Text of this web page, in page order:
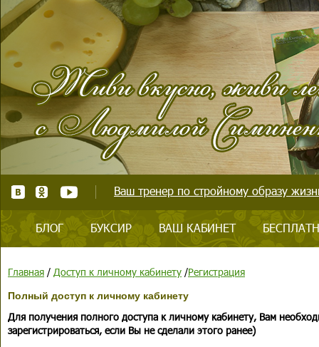
Ваш тренер по стройному образу
БЛОГ БУКСИР ВАШ КАБИНЕТ
Главная / Доступ к личному кабинету /Регистрация
Полный доступ к личному кабинету
Для получения полного доступа к личному кабинету, Вам
зарегистрироваться, если Вы не сделали этого ранее)